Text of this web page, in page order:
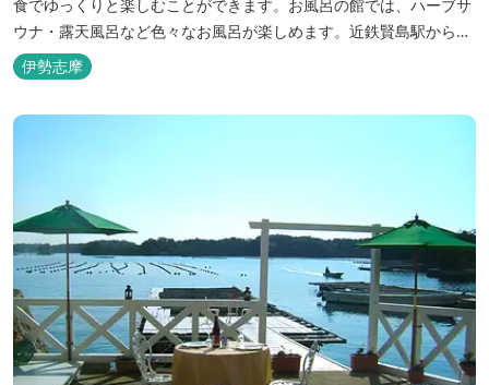
食でゆっくりと楽しむことができます。お風呂の館では、ハーブサ
ウナ・露天風呂など色々なお風呂が楽しめます。近鉄賢島駅から歩
いて5分と好立地です。
伊勢志摩